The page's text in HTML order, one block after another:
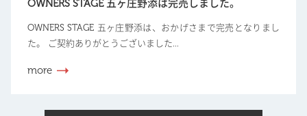
OWNERS STAGE 五ヶ庄野添は完売しました。
OWNERS STAGE 五ヶ庄野添は、おかげさまで完売となりまし
た。 ご契約ありがとうございました...
more